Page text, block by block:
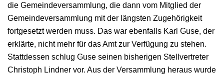
die Gemeindeversammlung, die dann vom Mitglied der
Gemeindeversammlung mit der längsten Zugehörigkeit
fortgesetzt werden muss. Das war ebenfalls Karl Guse, der
erklärte, nicht mehr für das Amt zur Verfügung zu stehen.
Stattdessen schlug Guse seinen bisherigen Stellvertreter
Christoph Lindner vor. Aus der Versammlung heraus wurde